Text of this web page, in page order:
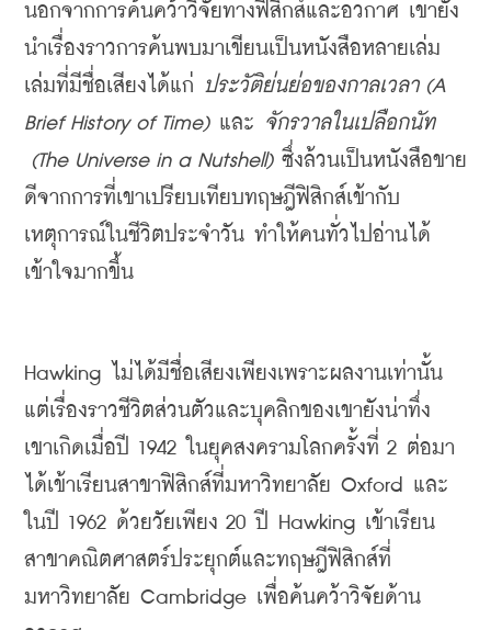
นอกจากการค้นคว้าวิจัยทางฟิสิกส์และอวกาศ เขายัง
นำเรื่องราวการค้นพบมาเขียนเป็นหนังสือหลายเล่ม
เล่มที่มีชื่อเสียงได้แก่ ประวัติย่นย่อของกาลเวลา (A
Brief History of Time) และ
จักรวาลในเปลือกนัท
(The Universe in a Nutshell) ซึ่งล้วนเป็นหนังสือขาย
ดีจากการที่เขาเปรียบเทียบทฤษฎีฟิสิกส์เข้ากับ
เหตุการณ์ในชีวิตประจำวัน ทำให้คนทั่วไปอ่านได้
เข้าใจมากขึ้น
Hawking ไม่ได้มีชื่อเสียงเพียงเพราะผลงานเท่านั้น
แต่เรื่องราวชีวิตส่วนตัวและบุคลิกของเขายังน่าทึ่ง
เขาเกิดเมื่อปี 1942 ในยุคสงครามโลกครั้งที่ 2 ต่อมา
ได้เข้าเรียนสาขาฟิสิกส์ที่มหาวิทยาลัย Oxford และ
ในปี 1962 ด้วยวัยเพียง 20 ปี Hawking เข้าเรียน
สาขาคณิตศาสตร์ประยุกต์และทฤษฎีฟิสิกส์ที่
มหาวิทยาลัย Cambridge เพื่อค้นคว้าวิจัยด้าน